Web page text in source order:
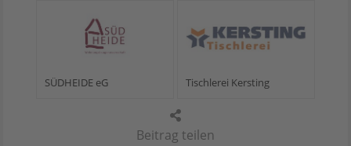
Beitrag teilen
SÜDHEIDE eG Tischlerei Kersting